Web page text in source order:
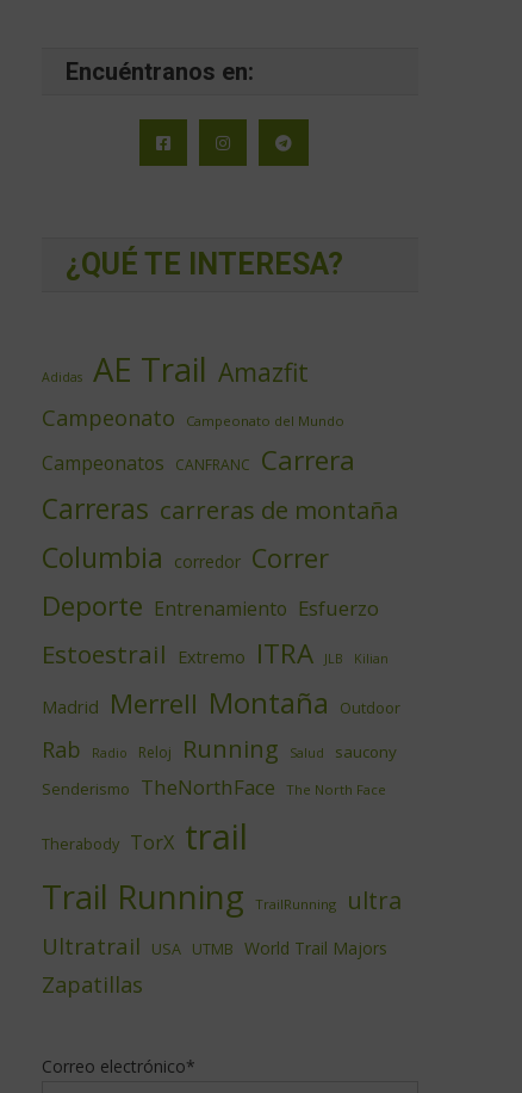
Encuéntranos en:
¿QUÉ TE INTERESA?
Adidas AE Trail Amazfit
Campeonato Campeonato del Mundo
Campeonatos CANFRANC
Carrera
Carreras carreras de montaña
Columbia corredor Correr
Deporte Entrenamiento Esfuerzo
Estoestrail Extremo ITRA JLB Kilian
Madrid Merrell Montaña Outdoor
Rab Radio Reloj Running Salud
saucony
Senderismo
TheNorthFace The North Face
Therabody TorX trail
Trail Running TrailRunning ultra
Ultratrail USA UTMB World Trail Majors
Zapatillas
Correo electrónico*